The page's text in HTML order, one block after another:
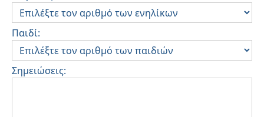
Παιδί:
Σημειώσεις: